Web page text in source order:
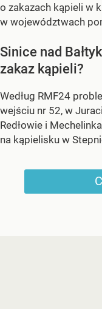
o zakazach kąpieli w
w województwach
Sinice nad
zakaz kąpieli?
Według RMF24
wejściu nr 52, w
Redłowie i
na kąpielisku w